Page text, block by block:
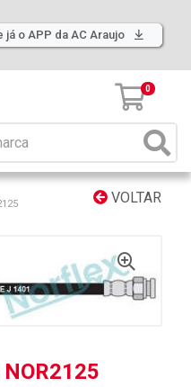
já o APP da AC Araujo
0
VOLTAR
NOR2125